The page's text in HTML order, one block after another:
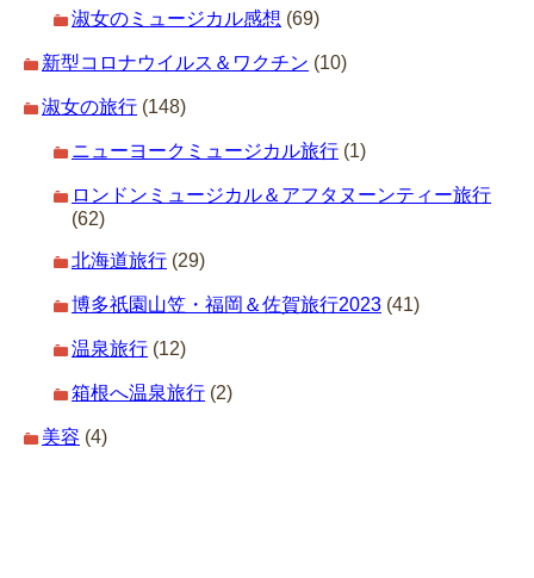
淑女のミュージカル感想 (69)
新型コロナウイルス＆ワクチン (10)
淑女の旅行 (148)
ニューヨークミュージカル旅行 (1)
ロンドンミュージカル＆アフタヌーンティー旅行
(62)
北海道旅行 (29)
博多祇園山笠・福岡＆佐賀旅行2023 (41)
温泉旅行 (12)
箱根へ温泉旅行 (2)
美容 (4)